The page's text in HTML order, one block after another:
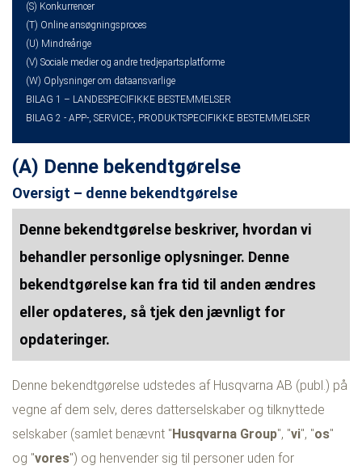
(A) Denne bekendtgørelse
Oversigt – denne bekendtgørelse
Denne bekendtgørelse beskriver, hvordan vi
behandler personlige oplysninger. Denne
bekendtgørelse kan fra tid til anden ændres
eller opdateres, så tjek den jævnligt for
opdateringer.
Denne bekendtgørelse udstedes af Husqvarna AB (publ.) på
vegne af dem selv, deres datterselskaber og tilknyttede
selskaber (samlet benævnt "Husqvarna Group", "vi", "os"
og "vores") og henvender sig til personer uden for
(S) Konkurrencer
(T) Online ansøgningsproces
(U) Mindreårige
(V) Sociale medier og andre tredjepartsplatforme
(W) Oplysninger om dataansvarlige
BILAG 1 – LANDESPECIFIKKE BESTEMMELSER
BILAG 2 - APP-, SERVICE-, PRODUKTSPECIFIKKE BESTEMMELSER